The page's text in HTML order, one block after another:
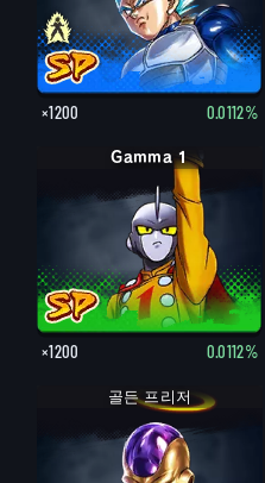
×1200 0.0112%
Gamma 1
×1200 0.0112%
골든 프리저